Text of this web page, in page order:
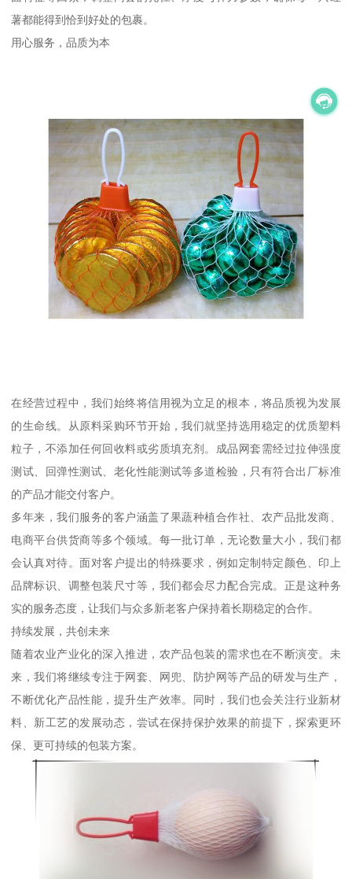
薯都能得到恰到好处的包裹。
用心服务，品质为本
在经营过程中，我们始终将信用视为立足的根本，将品质视为发展
的生命线。从原料采购环节开始，我们就坚持选用稳定的优质塑料
粒子，不添加任何回收料或劣质填充剂。成品网套需经过拉伸强度
测试、回弹性测试、老化性能测试等多道检验，只有符合出厂标准
的产品才能交付客户。
多年来，我们服务的客户涵盖了果蔬种植合作社、农产品批发商、
电商平台供货商等多个领域。每一批订单，无论数量大小，我们都
会认真对待。面对客户提出的特殊要求，例如定制特定颜色、印上
品牌标识、调整包装尺寸等，我们都会尽力配合完成。正是这种务
实的服务态度，让我们与众多新老客户保持着长期稳定的合作。
持续发展，共创未来
随着农业产业化的深入推进，农产品包装的需求也在不断演变。未
来，我们将继续专注于网套、网兜、防护网等产品的研发与生产，
不断优化产品性能，提升生产效率。同时，我们也会关注行业新材
料、新工艺的发展动态，尝试在保持保护效果的前提下，探索更环
保、更可持续的包装方案。